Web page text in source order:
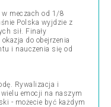
meczach od 1/8
Polska wyjdzie z
sił. Finały
do obejrzenia
i nauczenia się od
Rywalizacja i
emocji na naszym
- możecie być każdym